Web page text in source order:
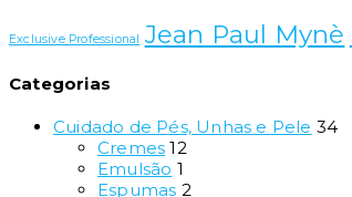
Exclusive Professional Jean Paul Mynè
Categorias
Cuidado de Pés, Unhas e Pele 34
Cremes 12
Emulsão 1
Espumas 2